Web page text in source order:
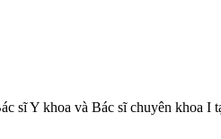
Y khoa và Bác sĩ chuyên khoa I